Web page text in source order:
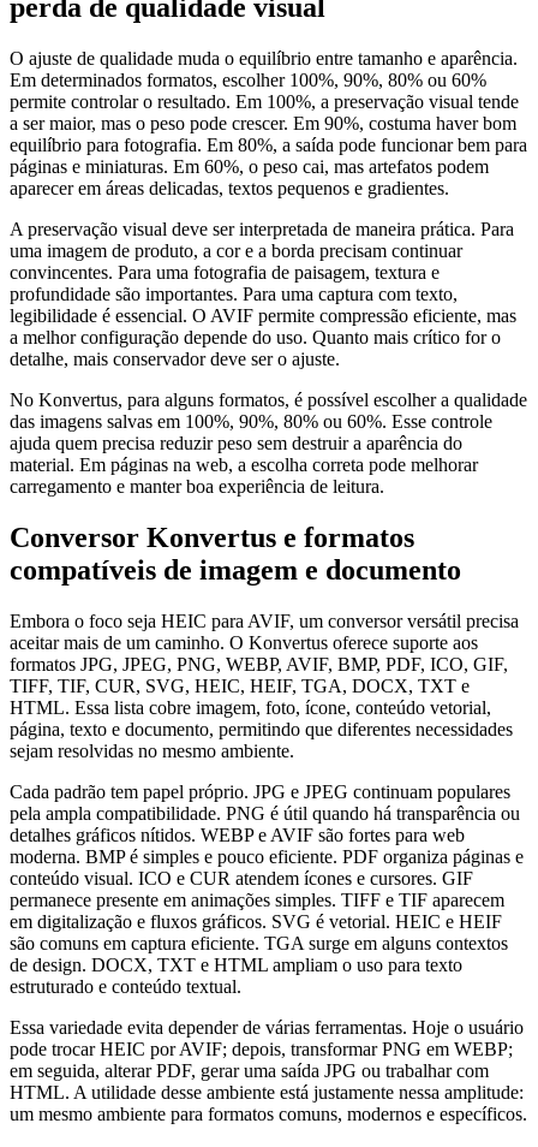
perda de qualidade visual
O ajuste de qualidade muda o equilíbrio entre tamanho e aparência.
Em determinados formatos, escolher 100%, 90%, 80% ou 60%
permite controlar o resultado. Em 100%, a preservação visual tende
a ser maior, mas o peso pode crescer. Em 90%, costuma haver bom
equilíbrio para fotografia. Em 80%, a saída pode funcionar bem para
páginas e miniaturas. Em 60%, o peso cai, mas artefatos podem
aparecer em áreas delicadas, textos pequenos e gradientes.
A preservação visual deve ser interpretada de maneira prática. Para
uma imagem de produto, a cor e a borda precisam continuar
convincentes. Para uma fotografia de paisagem, textura e
profundidade são importantes. Para uma captura com texto,
legibilidade é essencial. O AVIF permite compressão eficiente, mas
a melhor configuração depende do uso. Quanto mais crítico for o
detalhe, mais conservador deve ser o ajuste.
No Konvertus, para alguns formatos, é possível escolher a qualidade
das imagens salvas em 100%, 90%, 80% ou 60%. Esse controle
ajuda quem precisa reduzir peso sem destruir a aparência do
material. Em páginas na web, a escolha correta pode melhorar
carregamento e manter boa experiência de leitura.
Conversor Konvertus e formatos
compatíveis de imagem e documento
Embora o foco seja HEIC para AVIF, um conversor versátil precisa
aceitar mais de um caminho. O Konvertus oferece suporte aos
formatos JPG, JPEG, PNG, WEBP, AVIF, BMP, PDF, ICO, GIF,
TIFF, TIF, CUR, SVG, HEIC, HEIF, TGA, DOCX, TXT e
HTML. Essa lista cobre imagem, foto, ícone, conteúdo vetorial,
página, texto e documento, permitindo que diferentes necessidades
sejam resolvidas no mesmo ambiente.
Cada padrão tem papel próprio. JPG e JPEG continuam populares
pela ampla compatibilidade. PNG é útil quando há transparência ou
detalhes gráficos nítidos. WEBP e AVIF são fortes para web
moderna. BMP é simples e pouco eficiente. PDF organiza páginas e
conteúdo visual. ICO e CUR atendem ícones e cursores. GIF
permanece presente em animações simples. TIFF e TIF aparecem
em digitalização e fluxos gráficos. SVG é vetorial. HEIC e HEIF
são comuns em captura eficiente. TGA surge em alguns contextos
de design. DOCX, TXT e HTML ampliam o uso para texto
estruturado e conteúdo textual.
Essa variedade evita depender de várias ferramentas. Hoje o usuário
pode trocar HEIC por AVIF; depois, transformar PNG em WEBP;
em seguida, alterar PDF, gerar uma saída JPG ou trabalhar com
HTML. A utilidade desse ambiente está justamente nessa amplitude:
um mesmo ambiente para formatos comuns, modernos e específicos.